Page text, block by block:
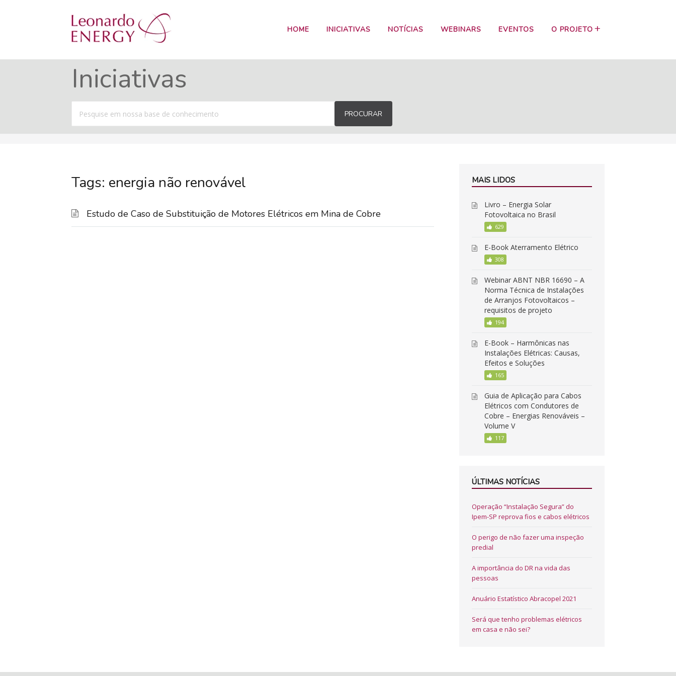
HOME INICIATIVAS NOTÍCIAS WEBINARS EVENTOS O PROJETO
Iniciativas
por
PROCURAR
Tags: energia não renovável
Estudo de Caso de Substituição de Motores Elétricos em Mina de Cobre
MAIS LIDOS
Livro – Energia Solar
Fotovoltaica no Brasil
629
E-Book Aterramento Elétrico
308
Webinar ABNT NBR 16690 – A
Norma Técnica de Instalações
de Arranjos Fotovoltaicos –
requisitos de projeto
194
E-Book – Harmônicas nas
Instalações Elétricas: Causas,
Efeitos e Soluções
165
Guia de Aplicação para Cabos
Elétricos com Condutores de
Cobre – Energias Renováveis –
Volume V
117
ÚLTIMAS NOTÍCIAS
Operação “Instalação Segura” do
Ipem-SP reprova fios e cabos elétricos
O perigo de não fazer uma inspeção
predial
A importância do DR na vida das
pessoas
Anuário Estatístico Abracopel 2021
Será que tenho problemas elétricos
em casa e não sei?